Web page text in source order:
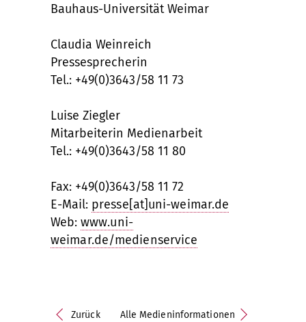
Bauhaus-Universität Weimar
Claudia Weinreich
Pressesprecherin
Tel.: +49(0)3643/58 11 73
Luise Ziegler
Mitarbeiterin Medienarbeit
Tel.: +49(0)3643/58 11 80
Fax: +49(0)3643/58 11 72
E-Mail: presse[at]uni-weimar.de
Web: www.uni-
weimar.de/medienservice
Zurück Alle Medieninformationen